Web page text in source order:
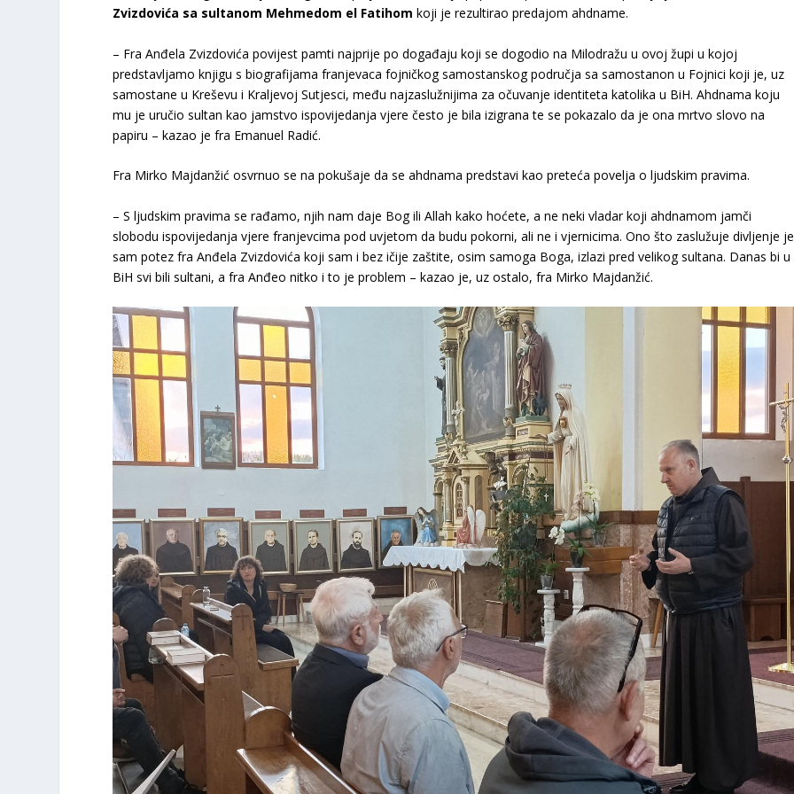
Zvizdovića sa sultanom Mehmedom el Fatihomkoji je rezultirao predajom ahdname.
– Fra Anđela Zvizdovića povijest pamti najprije po događaju koji se dogodio na Milodražu u ovoj župi u kojoj
predstavljamo knjigu s biografijama franjevaca fojničkog samostanskog područja sa samostanon u Fojnici koji je, uz
samostane u Kreševu i Kraljevoj Sutjesci, među najzaslužnijima za očuvanje identiteta katolika u BiH. Ahdnama koju
mu je uručio sultan kao jamstvo ispovijedanja vjere često je bila izigrana te se pokazalo da je ona mrtvo slovo na
papiru – kazao je fra Emanuel Radić.
Fra Mirko Majdanžić osvrnuo se na pokušaje da se ahdnama predstavi kao preteća povelja o ljudskim pravima.
– S ljudskim pravima se rađamo, njih nam daje Bog ili Allah kako hoćete, a ne neki vladar koji ahdnamom jamči
slobodu ispovijedanja vjere franjevcima pod uvjetom da budu pokorni, ali ne i vjernicima. Ono što zaslužuje divljenje je
sam potez fra Anđela Zvizdovića koji sam i bez ičije zaštite, osim samoga Boga, izlazi pred velikog sultana. Danas bi u
BiH svi bili sultani, a fra Anđeo nitko i to je problem – kazao je, uz ostalo, fra Mirko Majdanžić.